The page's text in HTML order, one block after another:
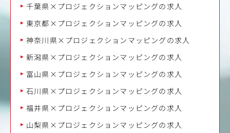
千葉県×プロジェクションマッピングの求人
東京都×プロジェクションマッピングの求人
神奈川県×プロジェクションマッピングの求人
新潟県×プロジェクションマッピングの求人
富山県×プロジェクションマッピングの求人
石川県×プロジェクションマッピングの求人
福井県×プロジェクションマッピングの求人
山梨県×プロジェクションマッピングの求人